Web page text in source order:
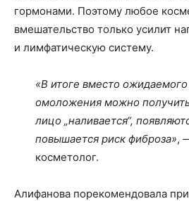
гормонами. Поэтому любое
вмешательство только усилит
и лимфатическую систему.
«В итоге вместо
омоложения можно
лицо „наливается“,
повышается риск фиброза»,
косметолог.
Алифанова порекомендовала